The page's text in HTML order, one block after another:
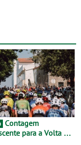
para a Volta a